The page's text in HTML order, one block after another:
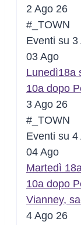
2 Ago 26
#_TOWN
Eventi su
03 Ago
Lunedì18a
10a dopo
3 Ago 26
#_TOWN
Eventi su
04 Ago
Martedì
10a dopo
Vianney,
4 Ago 26